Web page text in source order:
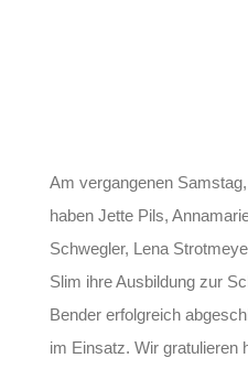
Am vergangenen
haben Jette Pils,
Schwegler, Lena
Slim ihre Ausbildung zur
Bender erfolgreich
im Einsatz. Wir gratulieren